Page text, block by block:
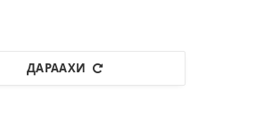
ДАРААХИ